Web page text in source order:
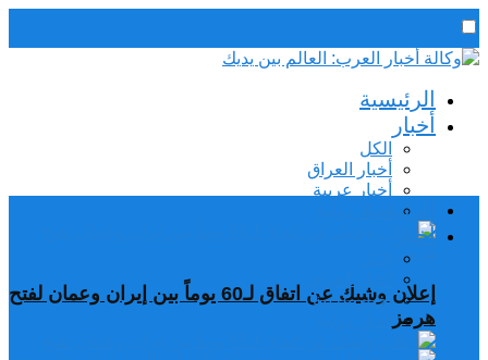
رئيس التحرير / د. اسماعيل الجنابي
الجمعة,7 أغسطس, 2026الرئيسية
أخبار
الكل
أخبار العراق
أخبار عربية
إعلان وشيك عن اتفاق لـ60 يوماً بين إيران وعمان لفتح
هرمز
الرئيسية
أخبار
أخبار عربية